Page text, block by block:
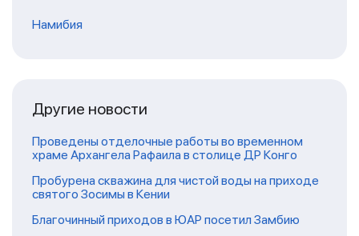
Намибия
Другие новости
Проведены отделочные работы во временном
храме Архангела Рафаила в столице ДР Конго
Пробурена скважина для чистой воды на приходе
святого Зосимы в Кении
Благочинный приходов в ЮАР посетил Замбию